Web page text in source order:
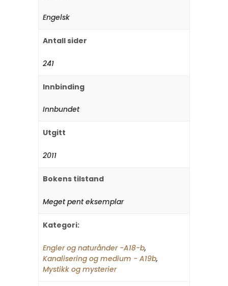
Engelsk
Antall sider
241
Innbinding
Innbundet
Utgitt
2011
Bokens tilstand
Meget pent eksemplar
Kategori:
Engler og naturånder -A18-b,
Kanalisering og medium - A19b,
Mystikk og mysterier